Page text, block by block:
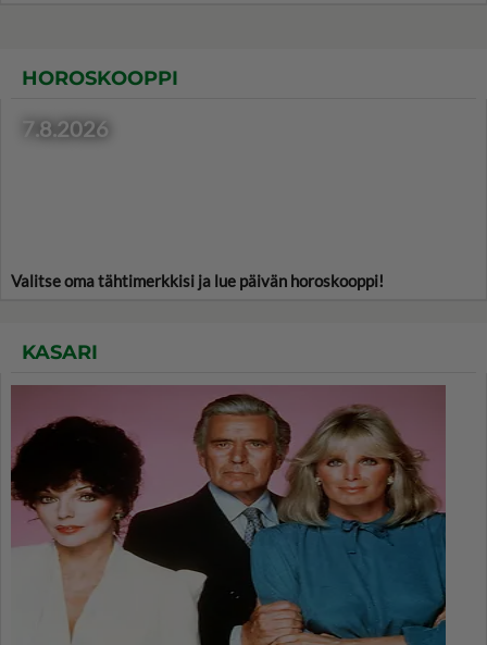
HOROSKOOPPI
7.8.2026
Valitse oma tähtimerkkisi ja lue päivän horoskooppi!
KASARI